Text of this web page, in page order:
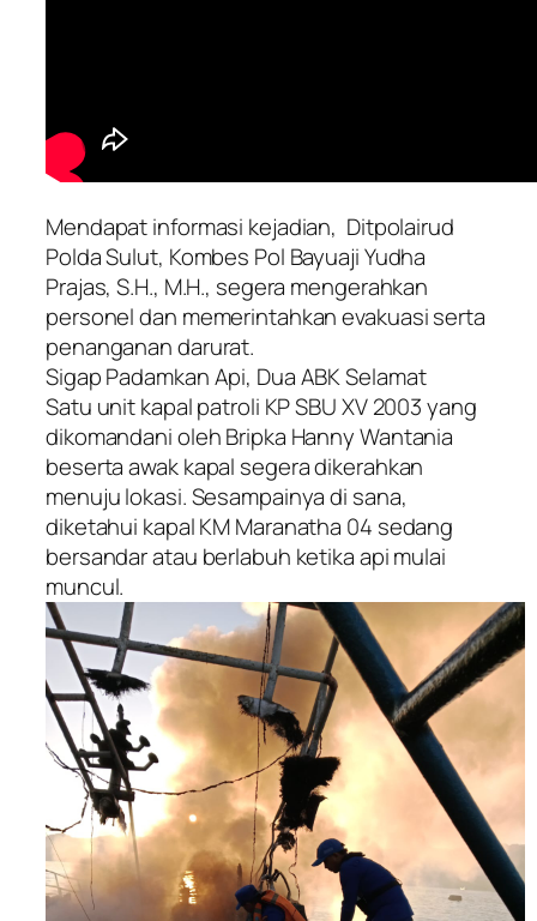
Mendapat informasi kejadian, Ditpolairud
Polda Sulut, Kombes Pol Bayuaji Yudha
Prajas, S.H., M.H., segera mengerahkan
personel dan memerintahkan evakuasi serta
penanganan darurat.
Sigap Padamkan Api, Dua ABK Selamat
Satu unit kapal patroli KP SBU XV 2003 yang
dikomandani oleh Bripka Hanny Wantania
beserta awak kapal segera dikerahkan
menuju lokasi. Sesampainya di sana,
diketahui kapal KM Maranatha 04 sedang
bersandar atau berlabuh ketika api mulai
muncul.